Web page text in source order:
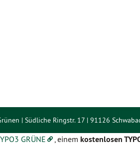
| Südliche Ringstr. 17 | 91126
GRÜNE , einem kostenlosen